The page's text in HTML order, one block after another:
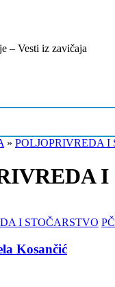
– Vesti iz zavičaja
» POLJOPRIVREDA I
I
I STOČARSTVO
Kosančić